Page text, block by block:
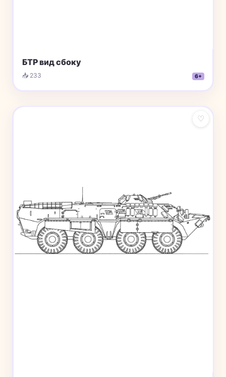
БТР вид сбоку
📥 233 6+
♡